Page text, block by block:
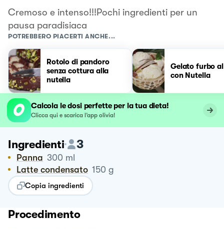
Cremoso e intenso!!!Pochi ingredienti per un
pausa paradisiaca
POTREBBERO PIACERTI ANCHE...
Rotolo di pandoro
senza cottura alla
nutella
Gelato furbo
con Nutella
Calcola le dosi perfette per la tua dieta!
Clicca qui e scarica l’app olivia!
Ingredienti 3
Panna 300 ml
Latte condensato 150 g
Copia ingredienti
Procedimento